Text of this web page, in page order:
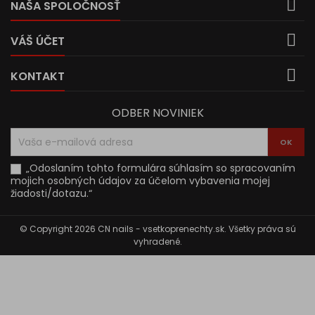
NAŠA SPOLOČNOSŤ 
VÁŠ ÚČET 
KONTAKT 
ODBER NOVINIEK
„Odoslaním tohto formulára súhlasím so spracovaním
mojich osobných údajov za účelom vybavenia mojej
žiadosti/dotazu.“
© Copyright 2026 CN nails - vsetkoprenechty.sk. Všetky práva sú
vyhradené.